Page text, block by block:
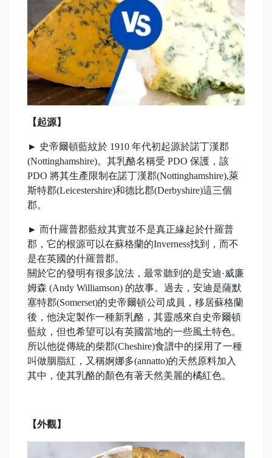
【起源】
► 史帝爾頓藍紋於 1910 年代初起源於諾丁漢郡
(Nottinghamshire)。其乳酪名稱受 PDO 保護，該
PDO 將其生產限制在諾丁漢郡(Nottinghamshire),萊
斯特郡(Leicestershire)和德比郡(Derbyshire)這三個
郡。
► 而什羅普郡藍紋其實並不是真正緣起於什羅普
郡，它的根源可以在蘇格蘭的Inverness找到，而不
是在英國的什羅普郡。
關於它的發明有很多說法，最常聽到的是安迪·威廉
姆森 (Andy Williamson) 的故事。過去，安迪是薩默
塞特郡(Somerset)的史帝爾頓公司成員，移居蘇格蘭
後，他決定製作一種新乳酪，其靈感來自史帝爾頓
藍紋，但也希望可以有英國當地的一些風土特色。
所以他從傳統的柴郡(Cheshire)食譜中的採用了一種
叫做胭脂紅，又稱婀娜多(annatto)的天然原料加入
其中，使其乳酪的顏色有著天然美麗的橘紅色。
【外觀】